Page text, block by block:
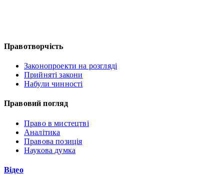
Правотворчість
Законопроекти на розгляді
Прийняті закони
Набули чинності
Правовий погляд
Право в мистецтві
Аналітика
Правова позиція
Наукова думка
Відео